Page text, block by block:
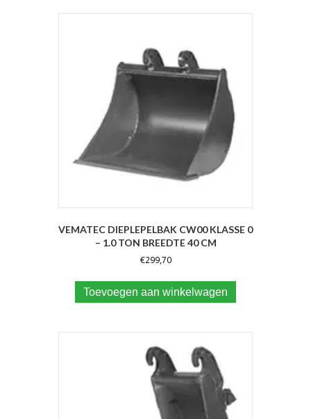
VEMATEC DIEPLEPELBAK CW00 KLASSE 0
– 1.0 TON BREEDTE 40 CM
€299,70
Toevoegen aan winkelwagen